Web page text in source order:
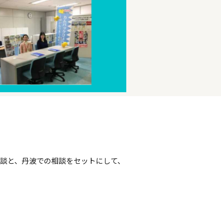
と、丹波での相談をセットにして、